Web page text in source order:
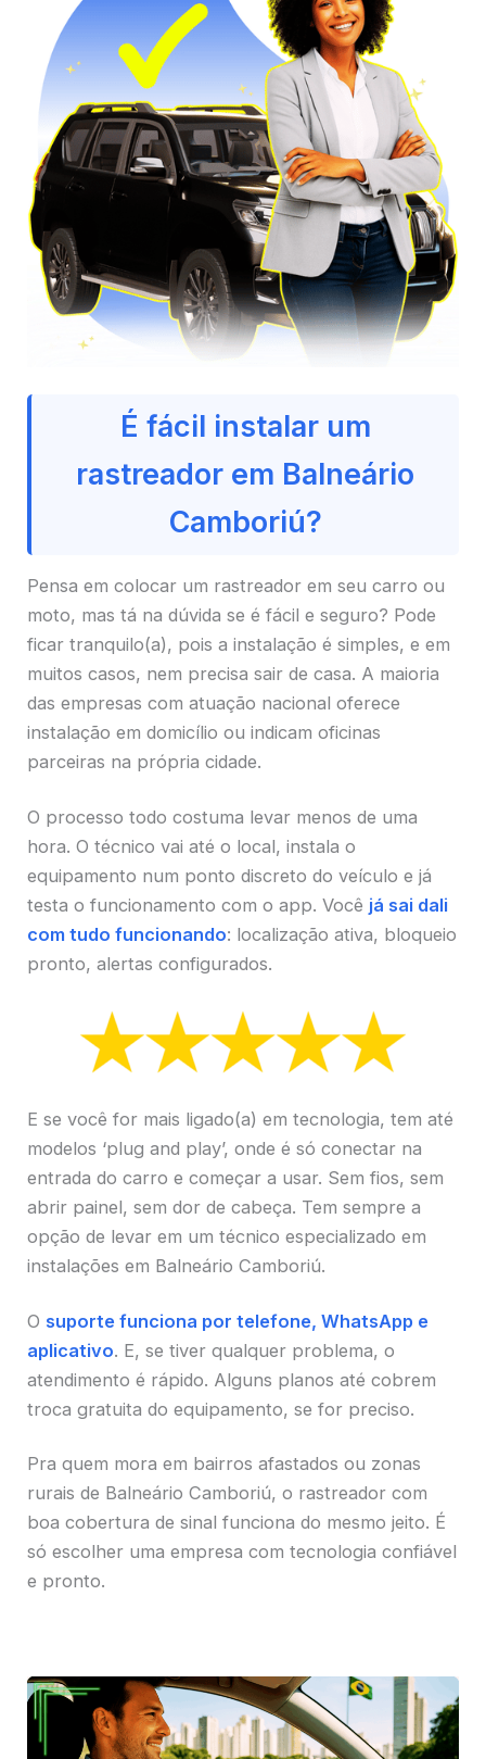
É fácil instalar um
rastreador em Balneário
Camboriú?
Pensa em colocar um rastreador em seu carro ou
moto, mas tá na dúvida se é fácil e seguro? Pode
ficar tranquilo(a), pois a instalação é simples, e em
muitos casos, nem precisa sair de casa. A maioria
das empresas com atuação nacional oferece
instalação em domicílio ou indicam oficinas
parceiras na própria cidade.
O processo todo costuma levar menos de uma
hora. O técnico vai até o local, instala o
equipamento num ponto discreto do veículo e já
testa o funcionamento com o app. Você já sai dali
com tudo funcionando: localização ativa, bloqueio
pronto, alertas configurados.
E se você for mais ligado(a) em tecnologia, tem até
modelos ‘plug and play’, onde é só conectar na
entrada do carro e começar a usar. Sem fios, sem
abrir painel, sem dor de cabeça. Tem sempre a
opção de levar em um técnico especializado em
instalações em Balneário Camboriú.
O suporte funciona por telefone, WhatsApp e
aplicativo. E, se tiver qualquer problema, o
atendimento é rápido. Alguns planos até cobrem
troca gratuita do equipamento, se for preciso.
Pra quem mora em bairros afastados ou zonas
rurais de Balneário Camboriú, o rastreador com
boa cobertura de sinal funciona do mesmo jeito. É
só escolher uma empresa com tecnologia confiável
e pronto.